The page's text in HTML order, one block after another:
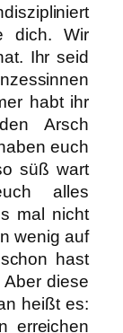
dich. Wir
Ihr seid
habt ihr
Arsch
euch
süß wart
alles
mal nicht
wenig auf
hast
diese
heißt es:
erreichen